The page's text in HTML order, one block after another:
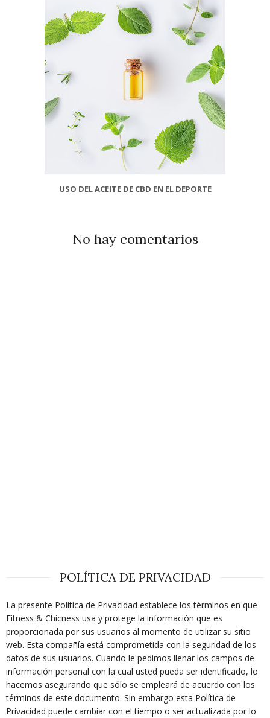
USO DEL ACEITE DE CBD EN EL DEPORTE
No hay comentarios
POLÍTICA DE PRIVACIDAD
La presente Política de Privacidad establece los términos en que
Fitness & Chicness usa y protege la información que es
proporcionada por sus usuarios al momento de utilizar su sitio
web. Esta compañía está comprometida con la seguridad de los
datos de sus usuarios. Cuando le pedimos llenar los campos de
información personal con la cual usted pueda ser identificado, lo
hacemos asegurando que sólo se empleará de acuerdo con los
términos de este documento. Sin embargo esta Política de
Privacidad puede cambiar con el tiempo o ser actualizada por lo